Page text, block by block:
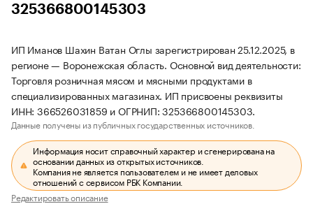
325366800145303
ИП Иманов Шахин Ватан Оглы зарегистрирован 25.12.2025, в
регионе — Воронежская область. Основной вид деятельности:
Торговля розничная мясом и мясными продуктами в
специализированных магазинах. ИП присвоены реквизиты
ИНН: 366526031859 и ОГРНИП: 325366800145303.
Данные получены из публичных государственных источников.
Информация носит справочный характер и сгенерирована на
основании данных из открытых источников.
Компания не является пользователем и не имеет деловых
отношений с сервисом РБК Компании.
Редактировать описание